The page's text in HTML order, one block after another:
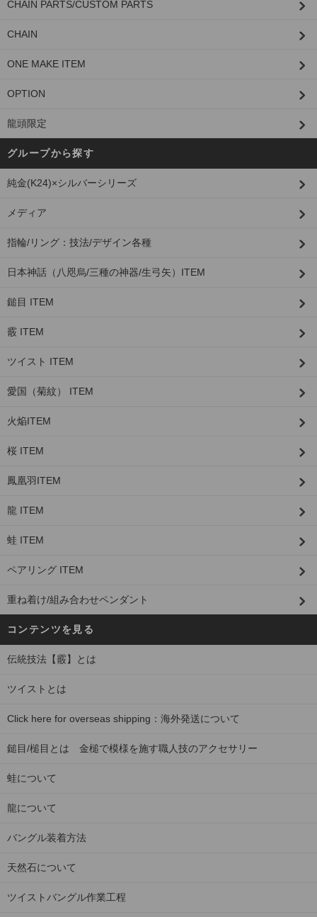
CHAIN PARTS/CUSTOM PARTS
CHAIN
ONE MAKE ITEM
OPTION
龍頭限定
グループから探す
純金(K24)×シルバーシリーズ
メディア
指輪/リング：技法/デザイン各種
日本神話（八咫烏/三種の神器/生弓矢）ITEM
鎚目 ITEM
霰 ITEM
ツイスト ITEM
愛国（菊紋） ITEM
火焔ITEM
桜 ITEM
鳳凰羽ITEM
龍 ITEM
蛙 ITEM
ペアリング ITEM
重ね着け/組み合わせペンダント
コンテンツを見る
伝統技法【霰】とは
ツイストとは
Click here for overseas shipping：海外発送について
鎚目/槌目とは 金槌で模様を施す職人技のアクセサリー
蛙について
龍について
バングル装着方法
天然石について
ツイストバングル作業工程